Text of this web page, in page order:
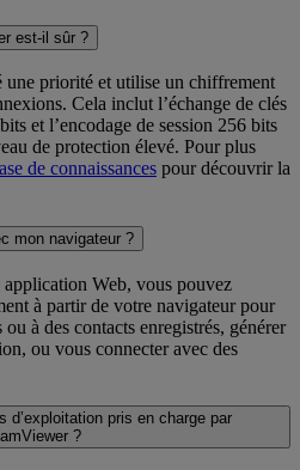
est-il sûr ?
une priorité et utilise un chiffrement
Cela inclut l’échange de clés
et l’encodage de session 256 bits
de protection élevé. Pour plus
de connaissances pour découvrir la
mon navigateur ?
Web, vous pouvez
à partir de votre navigateur pour
à des contacts enregistrés, générer
ou vous connecter avec des
pris en charge par
?